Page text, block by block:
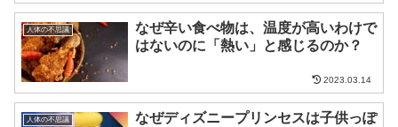
人体の不思議
なぜ辛い食べ物は、温度が高いわけで
はないのに「熱い」と感じるのか？
2023.03.14
人体の不思議
なぜディズニープリンセスは子供っぽ